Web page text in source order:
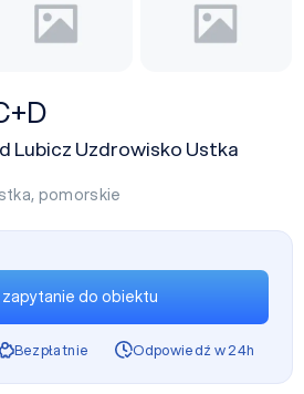
Lubicz Uzdrowisko Ustka
, pomorskie
do obiektu
Bezpłatnie Odpowiedź w 24h